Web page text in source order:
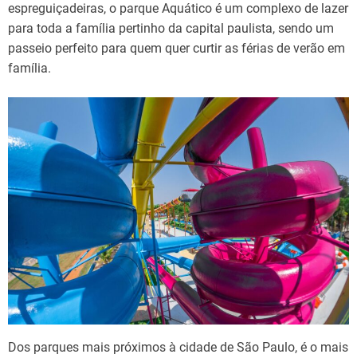
espreguiçadeiras, o parque Aquático é um complexo de lazer
para toda a família pertinho da capital paulista, sendo um
passeio perfeito para quem quer curtir as férias de verão em
família.
Dos parques mais próximos à cidade de São Paulo, é o mais